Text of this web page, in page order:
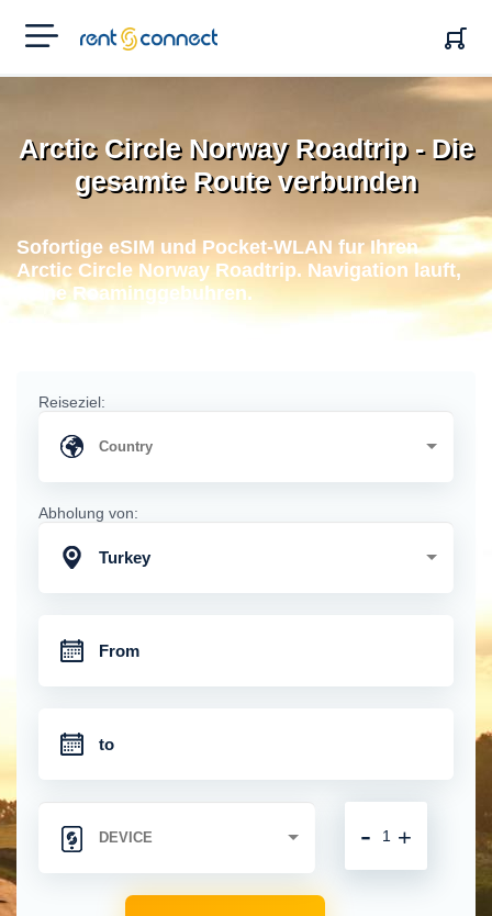
RENT'N
CONNECT
Arctic Circle Norway Roadtrip - Die
gesamte Route verbunden
Sofortige eSIM und Pocket-WLAN fur Ihren
Arctic Circle Norway Roadtrip. Navigation lauft,
keine Roaminggebuhren.
Reiseziel:
Abholung von:
Turkey
+
-